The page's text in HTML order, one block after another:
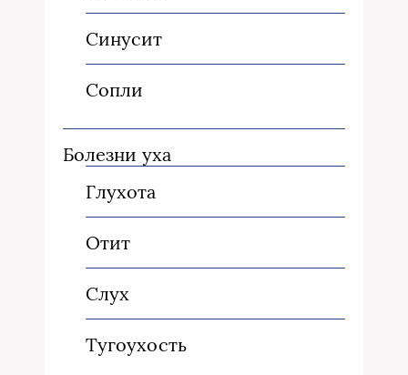
Синусит
Сопли
Болезни уха
Глухота
Отит
Слух
Тугоухость